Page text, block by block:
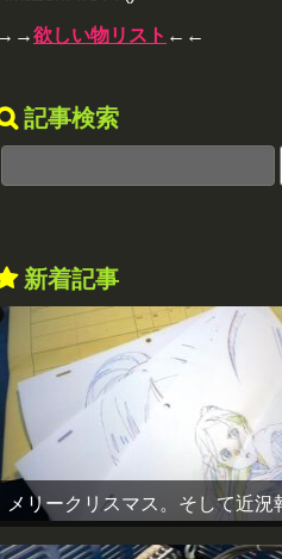
→→欲しい物リスト ←←
記事検索
新着記事
メリークリスマス。そして近況